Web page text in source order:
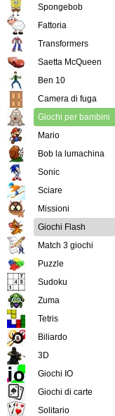
Spongebob
Fattoria
Transformers
Saetta McQueen
Ben 10
Camera di fuga
Giochi per bambini
Mario
Bob la lumachina
Sonic
Sciare
Missioni
Giochi Flash
Match 3 giochi
Puzzle
Sudoku
Zuma
Tetris
Biliardo
3D
Giochi IO
Giochi di carte
Solitario